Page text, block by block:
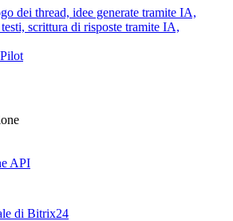
dei thread, idee generate tramite IA,
scrittura di risposte tramite IA,
API
di Bitrix24